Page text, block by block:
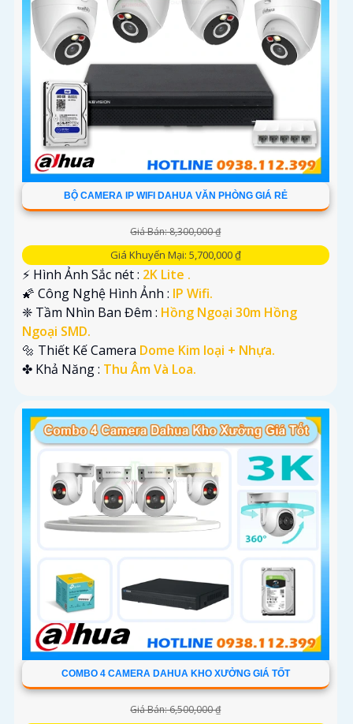
BỘ CAMERA IP WIFI DAHUA VĂN PHÒNG GIÁ RẺ
Giá Bán: 8,300,000 ₫
Giá Khuyến Mại: 5,700,000 ₫
️⚡ Hình Ảnh Sắc nét : 2K Lite .
🌠 Công Nghệ Hình Ảnh : IP Wifi.
❈ Tầm Nhìn Ban Đêm : Hồng Ngoại 30m Hồng
Ngoại SMD.
🔩 Thiết Kế Camera Dome Kim loại + Nhựa.
️✤ Khả Năng : Thu Âm Và Loa.
COMBO 4 CAMERA DAHUA KHO XƯỞNG GIÁ TỐT
Giá Bán: 6,500,000 ₫